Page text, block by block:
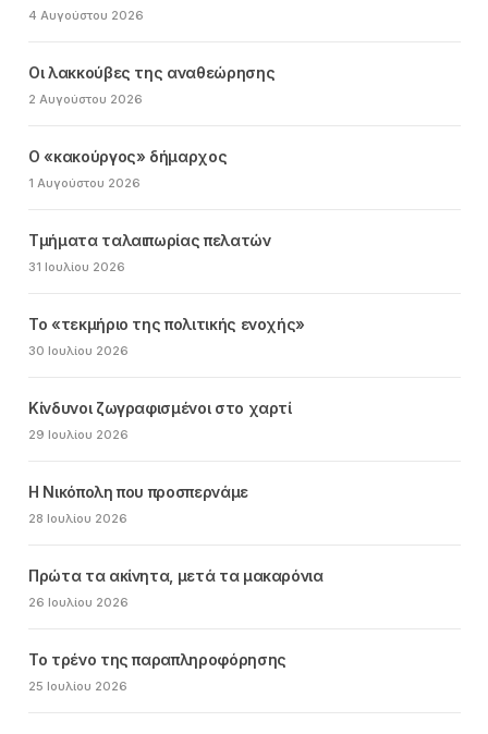
4 Αυγούστου 2026
Οι λακκούβες της αναθεώρησης
2 Αυγούστου 2026
Ο «κακούργος» δήμαρχος
1 Αυγούστου 2026
Τμήματα ταλαιπωρίας πελατών
31 Ιουλίου 2026
Το «τεκμήριο της πολιτικής ενοχής»
30 Ιουλίου 2026
Κίνδυνοι ζωγραφισμένοι στο χαρτί
29 Ιουλίου 2026
Η Νικόπολη που προσπερνάμε
28 Ιουλίου 2026
Πρώτα τα ακίνητα, μετά τα μακαρόνια
26 Ιουλίου 2026
Το τρένο της παραπληροφόρησης
25 Ιουλίου 2026